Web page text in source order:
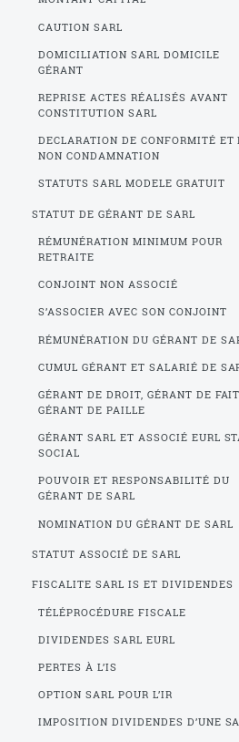
CAUTION SARL
DOMICILIATION SARL DOMICILE
GÉRANT
REPRISE ACTES RÉALISÉS AVANT
CONSTITUTION SARL
DECLARATION DE CONFORMITÉ ET
NON CONDAMNATION
STATUTS SARL MODELE GRATUIT
STATUT DE GÉRANT DE SARL
RÉMUNÉRATION MINIMUM POUR
RETRAITE
CONJOINT NON ASSOCIÉ
S’ASSOCIER AVEC SON CONJOINT
RÉMUNÉRATION DU GÉRANT DE
CUMUL GÉRANT ET SALARIÉ DE
GÉRANT DE DROIT, GÉRANT DE
GÉRANT DE PAILLE
GÉRANT SARL ET ASSOCIÉ EURL
SOCIAL
POUVOIR ET RESPONSABILITÉ DU
GÉRANT DE SARL
NOMINATION DU GÉRANT DE SARL
STATUT ASSOCIÉ DE SARL
FISCALITE SARL IS ET DIVIDENDES
TÉLÉPROCÉDURE FISCALE
DIVIDENDES SARL EURL
PERTES À L’IS
OPTION SARL POUR L’IR
IMPOSITION DIVIDENDES D’UNE